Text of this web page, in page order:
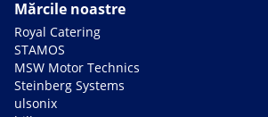
Mărcile noastre
Royal Catering
STAMOS
MSW Motor Technics
Steinberg Systems
ulsonix